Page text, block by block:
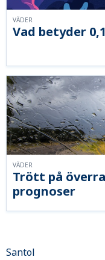
Vad betyder
VÄDER
Trött på
prognoser
VÄDER
Santol